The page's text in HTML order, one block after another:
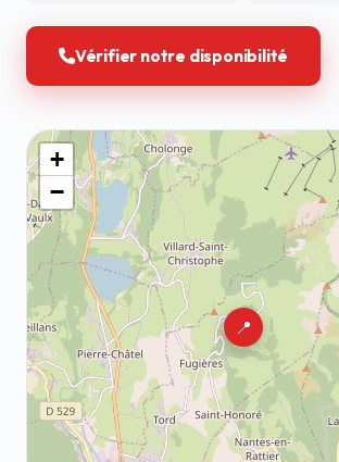
Vérifier notre disponibilité
📍
+
−